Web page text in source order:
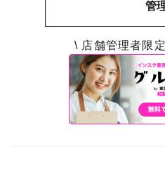
管
\ 店舗管理者限